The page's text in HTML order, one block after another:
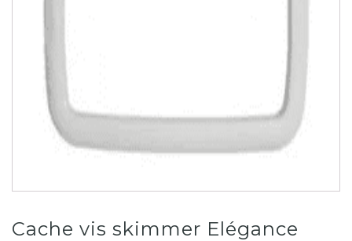
Cache vis skimmer Elégance